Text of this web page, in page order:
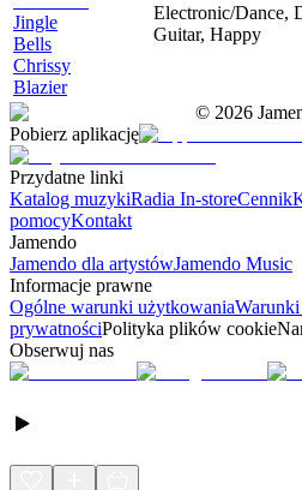
Jingle
Bells
Chrissy
Blazier
Electronic/Dance,
Guitar, Happy
© 2026
Pobierz aplikację
Przydatne linki
Katalog muzykiRadia In-storeCennik
pomocyKontakt
Jamendo
Jamendo dla artystówJamendo Music
Informacje prawne
Ogólne warunki użytkowaniaWarunki
prywatnościPolityka plików cookie
Obserwuj nas